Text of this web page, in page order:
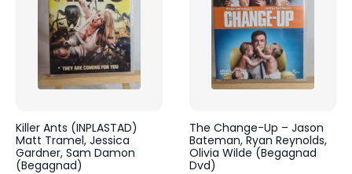
Killer Ants (INPLASTAD)
Matt Tramel, Jessica
Gardner, Sam Damon
(Begagnad)
The Change-Up – Jason
Bateman, Ryan Reynolds,
Olivia Wilde (Begagnad
Dvd)